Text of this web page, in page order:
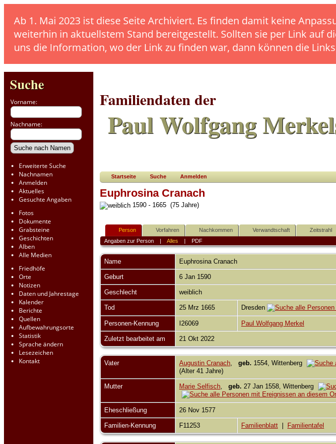
Ab 1. Mai 2023 ist diese Seite Archiviert. Es finden damit keine
weiterhin in aktuellstem Stand bereitgestellt. Sollten sie per Link auf
uns die Information, wo der Link zu finden war, dann können die
Suche
Vorname:
Nachname:
Erweiterte Suche
Nachnamen
Anmelden
Aktuelles
Gesuchte Angaben
Fotos
Dokumente
Grabsteine
Geschichten
Alben
Alle Medien
Friedhöfe
Orte
Notizen
Daten und Jahrestage
Kalender
Berichte
Quellen
Aufbewahrungsorte
Statistik
Sprache ändern
Lesezeichen
Kontakt
Familiendaten der
Paul Wolfgang
Startseite Suche Anmelden
Euphrosina Cranach
1590 - 1665 (75 Jahre)
Person Vorfahren Nachkommen Verwandtschaft Zeitstrahl
Angaben zur Person| Alles | PDF
Name Euphrosina Cranach
Geburt 6 Jan 1590
Geschlecht weiblich
Tod 25 Mrz 1665 Dresden
Personen-Kennung I26069 Paul Wolfgang Merkel
Zuletzt bearbeitet am 21 Okt 2022
Vater Augustin Cranach, geb. 1554, Wittenberg
(Alter 41 Jahre)
Mutter Marie Selfisch, geb. 27 Jan 1558, Wittenberg
Eheschließung 26 Nov 1577
Familien-Kennung F11253 Familienblatt Familientafel